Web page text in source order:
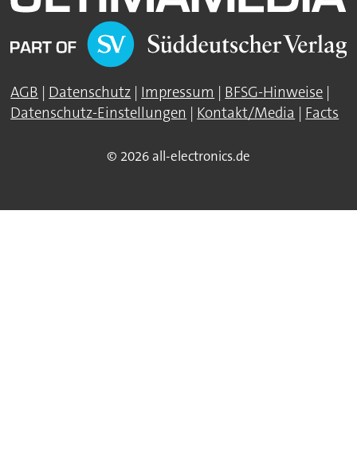
AGB Datenschutz Impressum BFSG-Hinweise
Datenschutz-Einstellungen
Kontakt/Media Facts
© 2026 all-electronics.de